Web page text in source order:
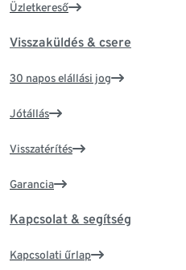
Üzletkereső
Visszaküldés & csere
30 napos elállási jog
Jótállás
Visszatérítés
Garancia
Kapcsolat & segítség
Kapcsolati űrlap